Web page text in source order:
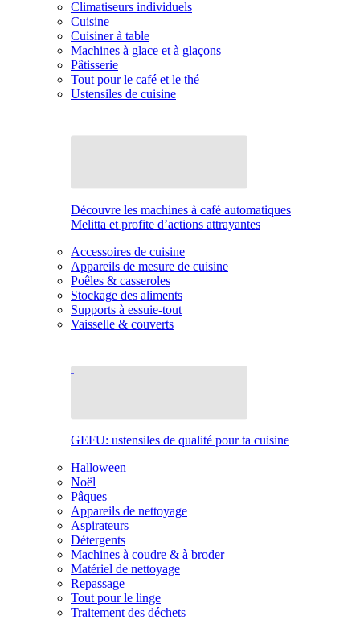
Climatiseurs individuels
Cuisine
Cuisiner à table
Machines à glace et à glaçons
Pâtisserie
Tout pour le café et le thé
Ustensiles de cuisine
Découvre les machines à café automatiques
Melitta et profite d’actions attrayantes
Accessoires de cuisine
Appareils de mesure de cuisine
Poêles & casseroles
Stockage des aliments
Supports à essuie-tout
Vaisselle & couverts
GEFU: ustensiles de qualité pour ta cuisine
Halloween
Noël
Pâques
Appareils de nettoyage
Aspirateurs
Détergents
Machines à coudre & à broder
Matériel de nettoyage
Repassage
Tout pour le linge
Traitement des déchets